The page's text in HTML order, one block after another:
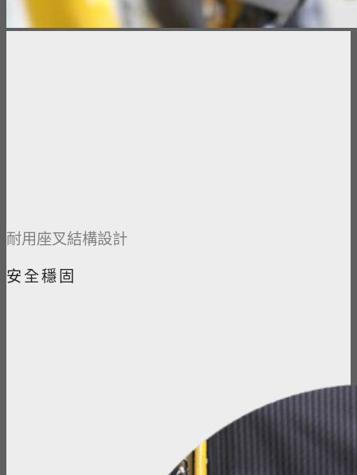
​耐用座叉結構設計​​
安全穩固